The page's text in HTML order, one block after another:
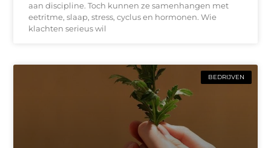
aan discipline. Toch kunnen ze samenhangen met
eetritme, slaap, stress, cyclus en hormonen. Wie
klachten serieus wil
BEDRIJVEN